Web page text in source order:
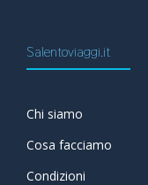
Salentoviaggi.it
Chi siamo
Cosa facciamo
Condizioni